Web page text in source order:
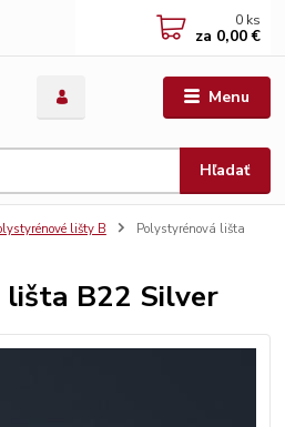
Menu
Hľadať
0 ks
za 0,00 €
lišty B
Polystyrénová lišta
B22 Silver